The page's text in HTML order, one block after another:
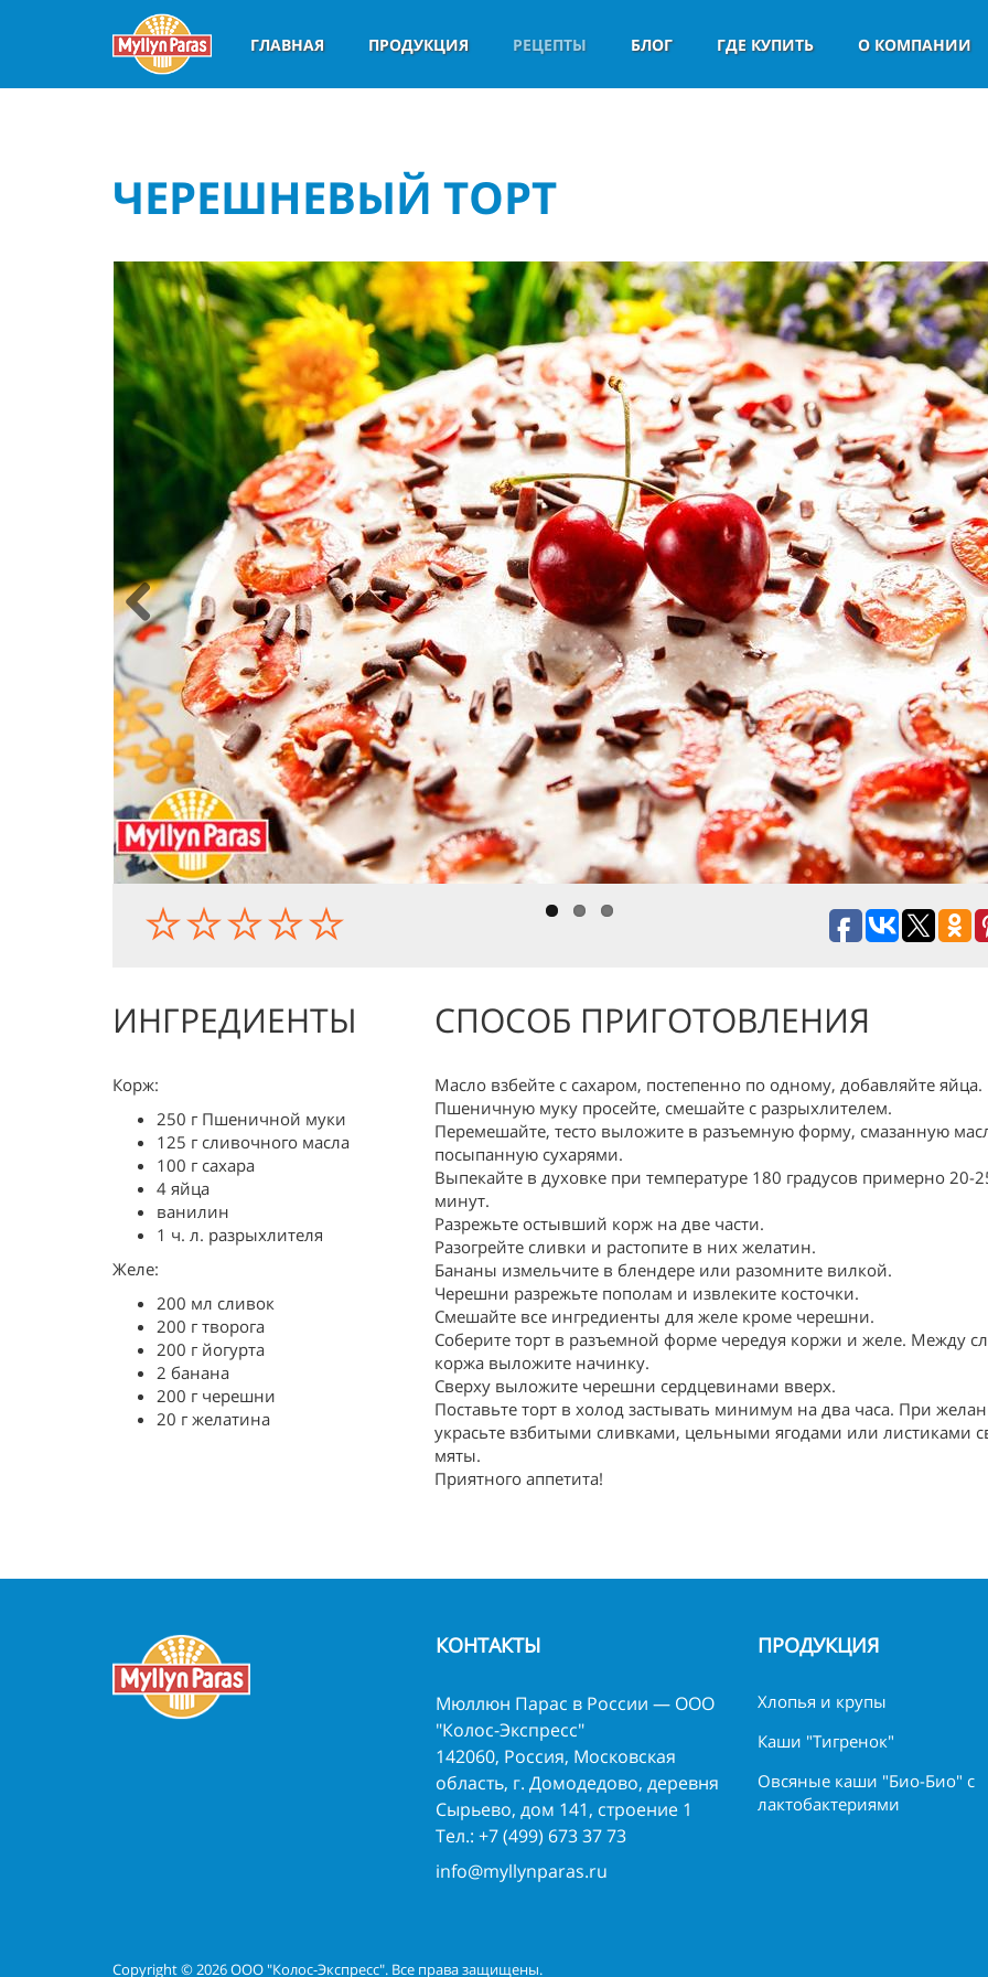
ГЛАВНАЯ ПРОДУКЦИЯ РЕЦЕПТЫ БЛОГ ГДЕ КУПИТЬ О КОМПАНИИ
ЧЕРЕШНЕВЫЙ ТОРТ
Previous
ИНГРЕДИЕНТЫ
Корж:
250 г Пшеничной муки
125 г сливочного масла
100 г сахара
4 яйца
ванилин
1 ч. л. разрыхлителя
Желе:
200 мл сливок
200 г творога
200 г йогурта
2 банана
200 г черешни
20 г желатина
СПОСОБ ПРИГОТОВЛЕНИЯ
Масло взбейте с сахаром, постепенно по одному, добавляйте яйца.
Пшеничную муку просейте, смешайте с разрыхлителем.
Перемешайте, тесто выложите в разъемную форму, смазанную
посыпанную сухарями.
Выпекайте в духовке при температуре 180 градусов примерно 20-
минут.
Разрежьте остывший корж на две части.
Разогрейте сливки и растопите в них желатин.
Бананы измельчите в блендере или разомните вилкой.
Черешни разрежьте пополам и извлеките косточки.
Смешайте все ингредиенты для желе кроме черешни.
Соберите торт в разъемной форме чередуя коржи и желе. Между
коржа выложите начинку.
Сверху выложите черешни сердцевинами вверх.
Поставьте торт в холод застывать минимум на два часа. При
украсьте взбитыми сливками, цельными ягодами или листиками
мяты.
Приятного аппетита!
КОНТАКТЫ
Мюллюн Парас в России — ООО
"Колос-Экспресс"
142060, Россия, Московская
область, г. Домодедово, деревня
Сырьево, дом 141, строение 1
Тел.: +7 (499) 673 37 73
info@myllynparas.ru
ПРОДУКЦИЯ
Хлопья и крупы
Каши "Тигренок"
Овсяные каши "Био-Био" с
лактобактериями
Copyright © 2026 ООО "Колос-Экспресс". Все права защищены.